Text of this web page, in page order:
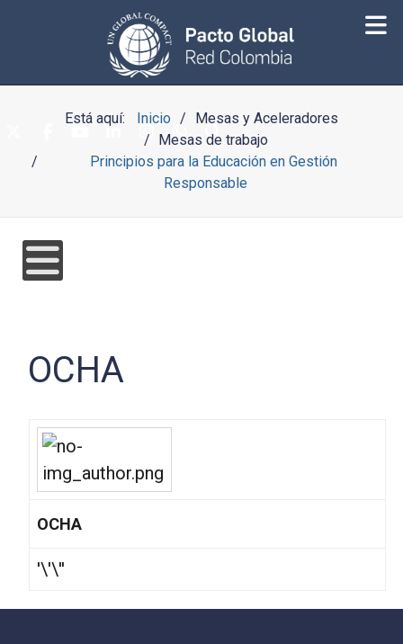
Está aquí: Inicio
Mesas y Aceleradores
Mesas de trabajo
Principios para la Educación en Gestión
Responsable
OCHA
OCHA
'\'\''